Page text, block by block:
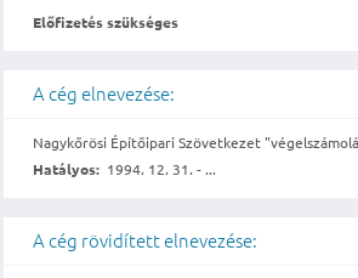
Előfizetés szükséges
A cég elnevezése:
Nagykőrösi Építőipari Szövetkezet
Hatályos: 1994. 12. 31. - ...
A cég rövidített elnevezése: